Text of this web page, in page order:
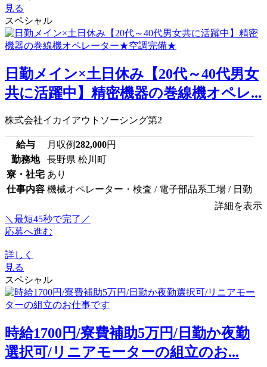
見る
スペシャル
日勤メイン×土日休み【20代～40代男女
共に活躍中】精密機器の巻線機オペレ...
株式会社イカイアウトソーシング第2
給与 月収例282,000円
勤務地
長野県 松川町
寮・社宅 あり
仕事内容 機械オペレーター・検査 / 電子部品系工場 / 日勤
詳細を表示
＼最短45秒で完了／
応募へ進む
詳しく
見る
スペシャル
時給1700円/寮費補助5万円/日勤か夜勤
選択可/リニアモーターの組立のお...